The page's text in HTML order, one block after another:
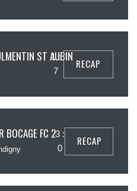
ST AUBIN
1 :
7
RECAP
BOCAGE FC 23 :
0
RECAP